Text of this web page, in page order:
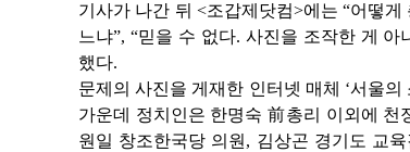
기사가 나간 뒤 <조갑제닷컴>에는 “어떻
느냐”, “믿을 수 없다. 사진을 조작한 게
했다.
문제의 사진을 게재한 인터넷 매체 ‘서울
가운데 정치인은 한명숙 前총리 이외에
원일 창조한국당 의원, 김상곤 경기도 교